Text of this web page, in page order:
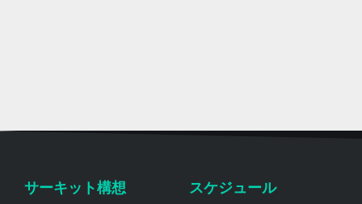
サーキット構想 スケジュール